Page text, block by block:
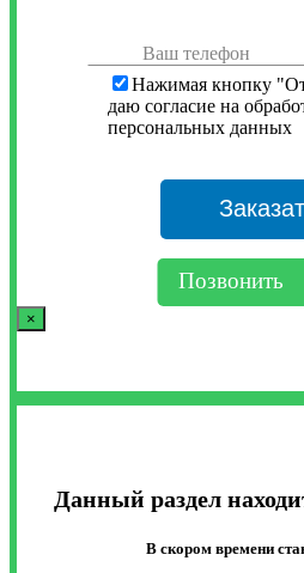
Нажимая кнопку
даю согласие на
персональных данных
Позвонить
×
Данный раздел
В скором времени